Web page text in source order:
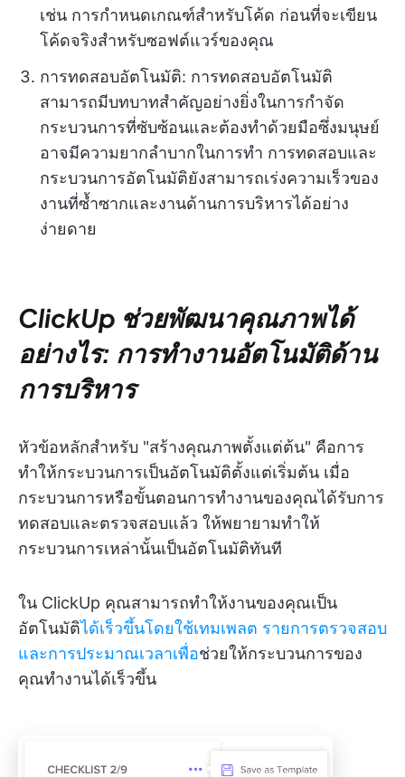
เช่น การกำหนดเกณฑ์สำหรับโค้ด ก่อนที่จะเขียน
โค้ดจริงสำหรับซอฟต์แวร์ของคุณ
การทดสอบอัตโนมัติ: การทดสอบอัตโนมัติ
สามารถมีบทบาทสำคัญอย่างยิ่งในการกำจัด
กระบวนการที่ซับซ้อนและต้องทำด้วยมือซึ่งมนุษย์
อาจมีความยากลำบากในการทำ การทดสอบและ
กระบวนการอัตโนมัติยังสามารถเร่งความเร็วของ
งานที่ซ้ำซากและงานด้านการบริหารได้อย่าง
ง่ายดาย
ClickUp ช่วยพัฒนาคุณภาพได้
อย่างไร: การทำงานอัตโนมัติด้าน
การบริหาร
หัวข้อหลักสำหรับ "สร้างคุณภาพตั้งแต่ต้น" คือการ
ทำให้กระบวนการเป็นอัตโนมัติตั้งแต่เริ่มต้น เมื่อ
กระบวนการหรือขั้นตอนการทำงานของคุณได้รับการ
ทดสอบและตรวจสอบแล้ว ให้พยายามทำให้
กระบวนการเหล่านั้นเป็นอัตโนมัติทันที
ใน ClickUp คุณสามารถทำให้งานของคุณเป็น
อัตโนมัติได้เร็วขึ้นโดยใช้เทมเพลต รายการตรวจสอบ
และการประมาณเวลาเพื่อช่วยให้กระบวนการของ
คุณทำงานได้เร็วขึ้น